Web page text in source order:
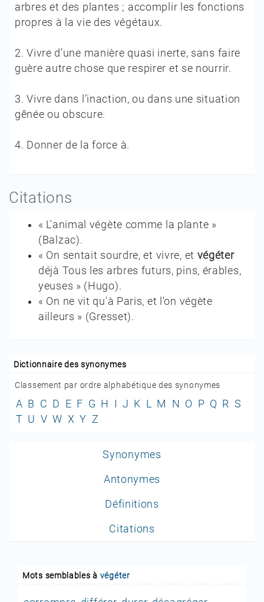
arbres et des plantes ; accomplir les fonctions
propres à la vie des végétaux.
2.Vivre d’une manière quasi inerte, sans faire
guère autre chose que respirer et se nourrir.
3.Vivre dans l’inaction, ou dans une situation
gênée ou obscure.
4. Donner de la force à.
Citations
« L'animal végète comme la plante »
(Balzac).
« On sentait sourdre, et vivre, et végéter
déjà Tous les arbres futurs, pins, érables,
yeuses » (Hugo).
« On ne vit qu'à Paris, et l'on végète
ailleurs » (Gresset).
Dictionnaire des synonymes
Classement par ordre alphabétique des synonymes
A B C D E F G H I J K L M N O P Q R S
T U V W X Y Z
Synonymes
Antonymes
Définitions
Citations
Mots semblables à végéter